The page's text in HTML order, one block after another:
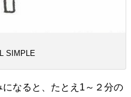
SIMPLE
なると、たとえ1～２分の